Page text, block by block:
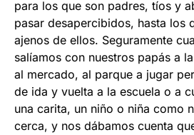
para los que son padres, tíos y
pasar desapercibidos, hasta los
ajenos de ellos. Seguramente
salíamos con nuestros papás a
al mercado, al parque a jugar
de ida y vuelta a la escuela o a
una carita, un niño o niña como
cerca, y nos dábamos cuenta